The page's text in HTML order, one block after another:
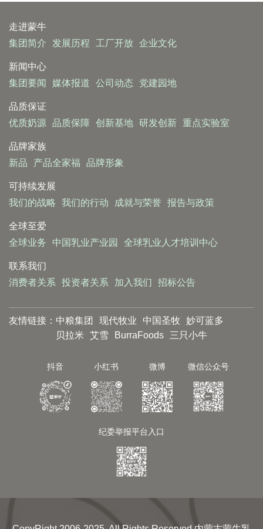
走进蒙牛
集团简介
发展历程 工厂开放 企业文化
新闻中心
集团要闻
媒体报道 公司动态 党建园地
品质保证
优质奶源
品质保障 创新基地 研发创新 重点实验室
品牌家族
新品
产品全家福 品牌形象
可持续发展
我们的战略
我们的行动 成就与荣誉 报告与政策
全球至爱
全球业务
中国乳业产业园 全球乳业人才培训中心
联系我们
消费者关系
投资者关系 加入我们 招标公告
友情链接： 中粮集团 现代牧业 中国圣牧 妙可蓝多
贝拉米
艾雪 BurraFoods 三只小牛
抖音 小红书 微博 微信公众号
纪委举报平台入口